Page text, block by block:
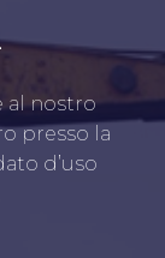
al nostro
presso la
d’uso